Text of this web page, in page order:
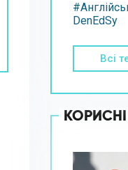
DenEdSy
Всі